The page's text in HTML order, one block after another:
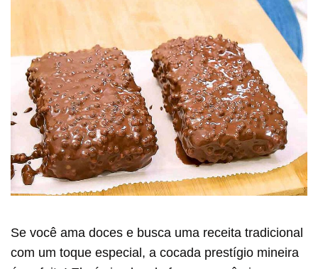
Se você ama doces e busca uma receita tradicional
com um toque especial, a cocada prestígio mineira